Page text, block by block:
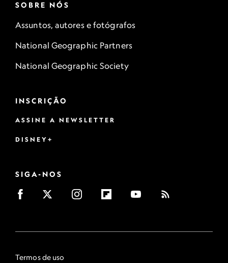
SOBRE NÓS
Assuntos, autores e fotógrafos
National Geographic Partners
National Geographic Society
INSCRIÇÃO
ASSINE A NEWSLETTER
DISNEY+
SIGA-NOS
Termos de uso